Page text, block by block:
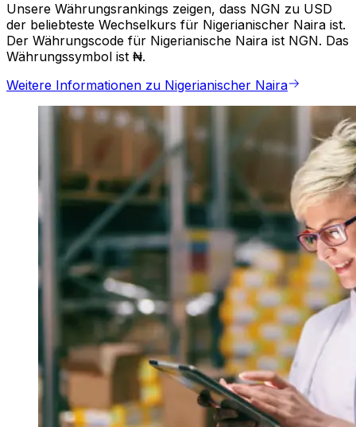
Unsere Währungsrankings zeigen, dass NGN zu USD
der beliebteste Wechselkurs für Nigerianischer Naira ist.
Der Währungscode für Nigerianische Naira ist NGN. Das
Währungssymbol ist ₦.
Weitere Informationen zu Nigerianischer Naira